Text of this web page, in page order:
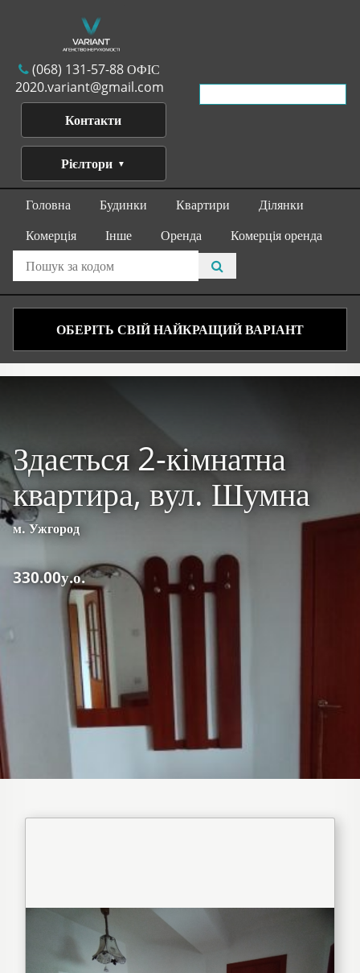
(068) 131-57-88 ОФІС
2020.variant@gmail.com
Контакти
Рієлтори
Головна Будинки Квартири
Ділянки
Комерція
Інше Оренда Комерція оренда
ОБЕРІТЬ СВІЙ НАЙКРАЩИЙ ВАРІАНТ
Здається 2-кімнатна
квартира, вул. Шумна
м. Ужгород
330.00у.о.